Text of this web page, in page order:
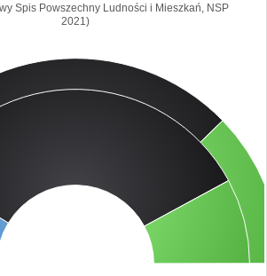
Spis Powszechny Ludności i Mieszkań, NSP
2021)